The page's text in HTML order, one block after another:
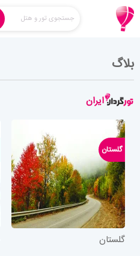
جستجوی تور و هتل
بلاگ
ایران
گلستان
گلستان